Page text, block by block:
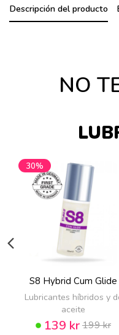
Descripción del producto
NO
30%
S8 Hybrid Cum Glide
Lubricantes híbridos y
aceite
139 kr199 kr